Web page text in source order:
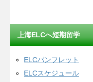
上海ELCへ短期留学
ELCパンフレット
ELCスケジュール